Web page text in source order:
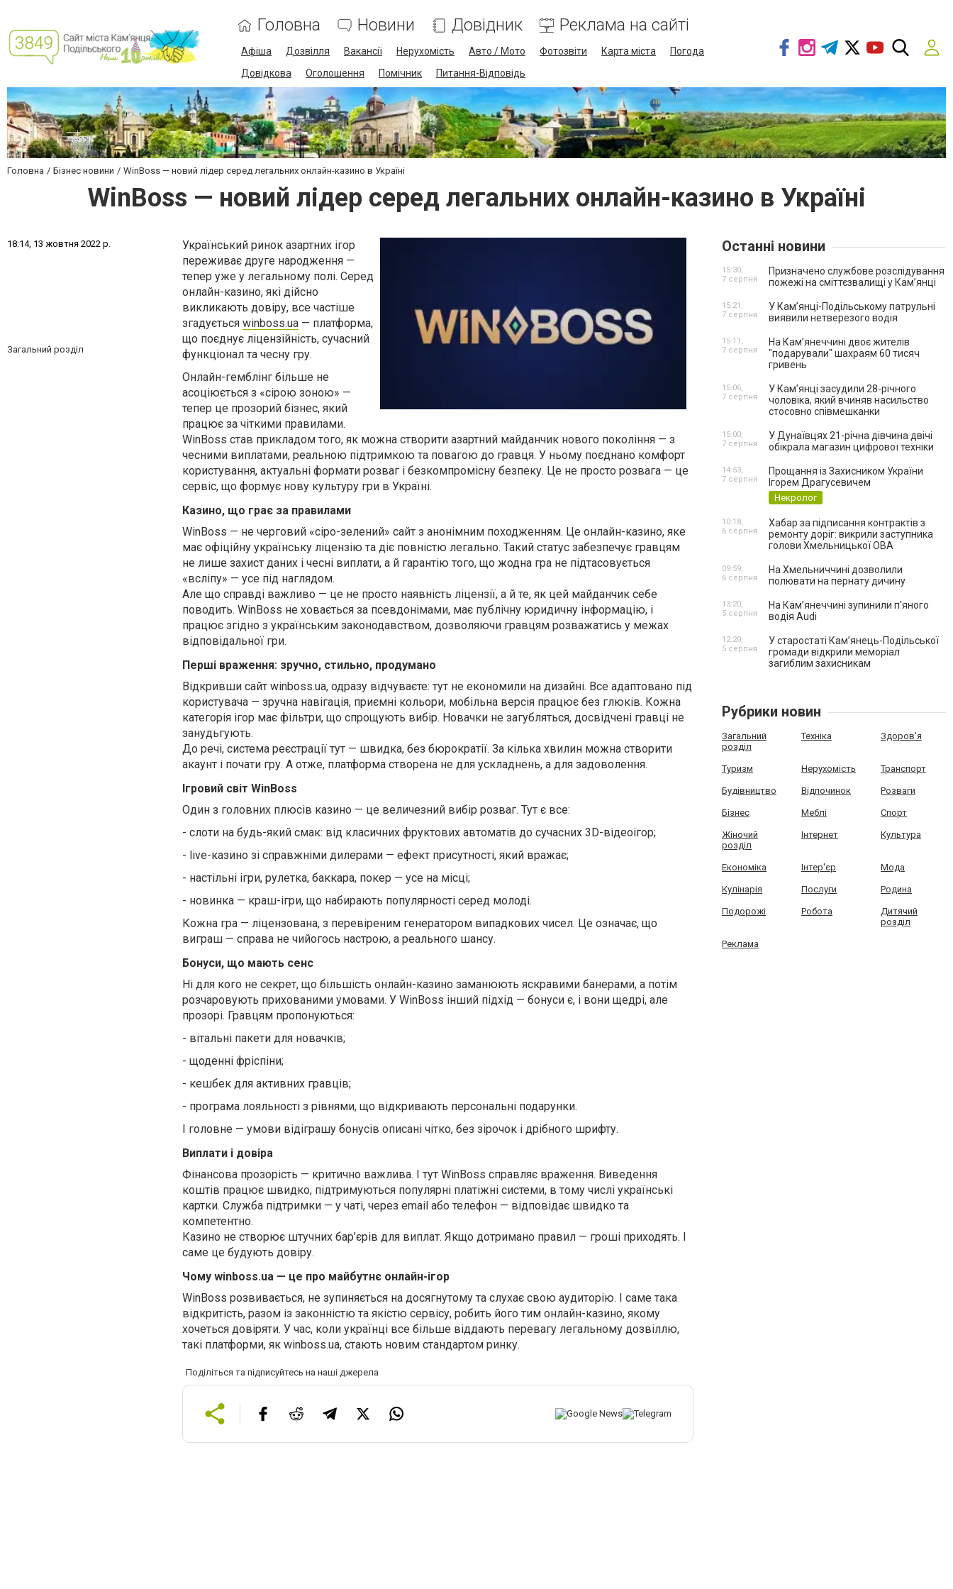
Головна Новини Довідник Реклама на сайті
Афіша Дозвілля Вакансії Нерухомість Авто / Мото Фотозвіти Карта міста
Погода
Довідкова
Оголошення Помічник Питання-Відповідь
Головна Бізнес новини WinBoss — новий лідер серед легальних онлайн-казино в Україні
WinBoss — новий лідер серед легальних онлайн-казино в Україні
18:14, 13 жовтня 2022 р.
Загальний розділ
Український ринок азартних ігор
переживає друге народження —
тепер уже у легальному полі. Серед
онлайн-казино, які дійсно
викликають довіру, все частіше
згадується winboss.ua — платформа,
що поєднує ліцензійність, сучасний
функціонал та чесну гру.
Онлайн-гемблінг більше не
асоціюється з «сірою зоною» —
тепер це прозорий бізнес, який
працює за чіткими правилами.
WinBoss став прикладом того, як можна створити азартний майданчик нового покоління — з
чесними виплатами, реальною підтримкою та повагою до гравця. У ньому поєднано комфорт
користування, актуальні формати розваг і безкомпромісну безпеку. Це не просто розвага — це
сервіс, що формує нову культуру гри в Україні.
Казино, що грає за правилами
WinBoss — не черговий «сіро-зелений» сайт з анонімним походженням. Це онлайн-казино, яке
має офіційну українську ліцензію та діє повністю легально. Такий статус забезпечує гравцям
не лише захист даних і чесні виплати, а й гарантію того, що жодна гра не підтасовується
«всліпу» — усе під наглядом.
Але що справді важливо — це не просто наявність ліцензії, а й те, як цей майданчик себе
поводить. WinBoss не ховається за псевдонімами, має публічну юридичну інформацію, і
працює згідно з українським законодавством, дозволяючи гравцям розважатись у межах
відповідальної гри.
Перші враження: зручно, стильно, продумано
Відкривши сайт winboss.ua, одразу відчуваєте: тут не економили на дизайні. Все адаптовано під
користувача — зручна навігація, приємні кольори, мобільна версія працює без глюків. Кожна
категорія ігор має фільтри, що спрощують вибір. Новачки не загубляться, досвідчені гравці не
занудьгують.
До речі, система реєстрації тут — швидка, без бюрократії. За кілька хвилин можна створити
акаунт і почати гру. А отже, платформа створена не для ускладнень, а для задоволення.
Ігровий світ WinBoss
Один з головних плюсів казино — це величезний вибір розваг. Тут є все:
- слоти на будь-який смак: від класичних фруктових автоматів до сучасних 3D-відеоігор;
- live-казино зі справжніми дилерами — ефект присутності, який вражає;
- настільні ігри, рулетка, баккара, покер — усе на місці;
- новинка — краш-ігри, що набирають популярності серед молоді.
Кожна гра — ліцензована, з перевіреним генератором випадкових чисел. Це означає, що
виграш — справа не чийогось настрою, а реального шансу.
Бонуси, що мають сенс
Ні для кого не секрет, що більшість онлайн-казино заманюють яскравими банерами, а потім
розчаровують прихованими умовами. У WinBoss інший підхід — бонуси є, і вони щедрі, але
прозорі. Гравцям пропонуються:
- вітальні пакети для новачків;
- щоденні фріспіни;
- кешбек для активних гравців;
- програма лояльності з рівнями, що відкривають персональні подарунки.
І головне — умови відіграшу бонусів описані чітко, без зірочок і дрібного шрифту.
Виплати і довіра
Фінансова прозорість — критично важлива. І тут WinBoss справляє враження. Виведення
коштів працює швидко, підтримуються популярні платіжні системи, в тому числі українські
картки. Служба підтримки — у чаті, через email або телефон — відповідає швидко та
компетентно.
Казино не створює штучних бар’єрів для виплат. Якщо дотримано правил — гроші приходять. І
саме це будують довіру.
Чому winboss.ua — це про майбутнє онлайн-ігор
WinBoss розвивається, не зупиняється на досягнутому та слухає свою аудиторію. І саме така
відкритість, разом із законністю та якістю сервісу, робить його тим онлайн-казино, якому
хочеться довіряти. У час, коли українці все більше віддають перевагу легальному дозвіллю,
такі платформи, як winboss.ua, стають новим стандартом ринку.
Поділіться та підписуйтесь на наші джерела
Останні новини
Призначено службове розслідування
пожежі на сміттєзвалищі у Кам’янці
15:30,
7 серпня
У Кам’янці-Подільському патрульні
виявили нетверезого водія
15:21,
7 серпня
На Камʼянеччині двоє жителів
"подарували" шахраям 60 тисяч
гривень
15:11,
7 серпня
У Камʼянці засудили 28-річного
чоловіка, який вчиняв насильство
стосовно співмешканки
15:06,
7 серпня
У Дунаївцях 21-річна дівчина двічі
обікрала магазин цифрової техніки
15:00,
7 серпня
Прощання із Захисником України
Ігорем Драгусевичем
Некролог
14:53,
7 серпня
Хабар за підписання контрактів з
ремонту доріг: викрили заступника
голови Хмельницької ОВА
10:18,
6 серпня
На Хмельниччині дозволили
полювати на пернату дичину
09:59,
6 серпня
На Камʼянеччині зупинили п'яного
водія Audi
13:20,
5 серпня
У старостаті Кам’янець-Подільської
громади відкрили меморіал
загиблим захисникам
12:20,
5 серпня
Рубрики новин
Загальний
розділ
Техніка Здоров'я
Туризм Нерухомість Транспорт
Будівництво Відпочинок Розваги
Бізнес Меблі Спорт
Жіночий
розділ
Інтернет Культура
Економіка Інтер'єр Мода
Кулінарія Послуги Родина
Подорожі Робота
Дитячий
розділ
Реклама